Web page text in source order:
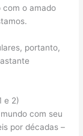
com o amado
portanto,
e 2)
com seu
​​por décadas –